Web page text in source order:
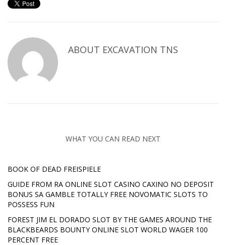
ABOUT EXCAVATION TNS
WHAT YOU CAN READ NEXT
BOOK OF DEAD FREISPIELE
GUIDE FROM RA ONLINE SLOT CASINO CAXINO NO DEPOSIT
BONUS SA GAMBLE TOTALLY FREE NOVOMATIC SLOTS TO
POSSESS FUN
FOREST JIM EL DORADO SLOT BY THE GAMES AROUND THE
BLACKBEARDS BOUNTY ONLINE SLOT WORLD WAGER 100
PERCENT FREE